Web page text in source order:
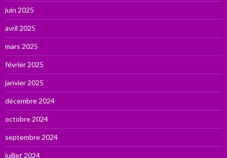
juin 2025
avril 2025
mars 2025
février 2025
janvier 2025
décembre 2024
octobre 2024
septembre 2024
juillet 2024